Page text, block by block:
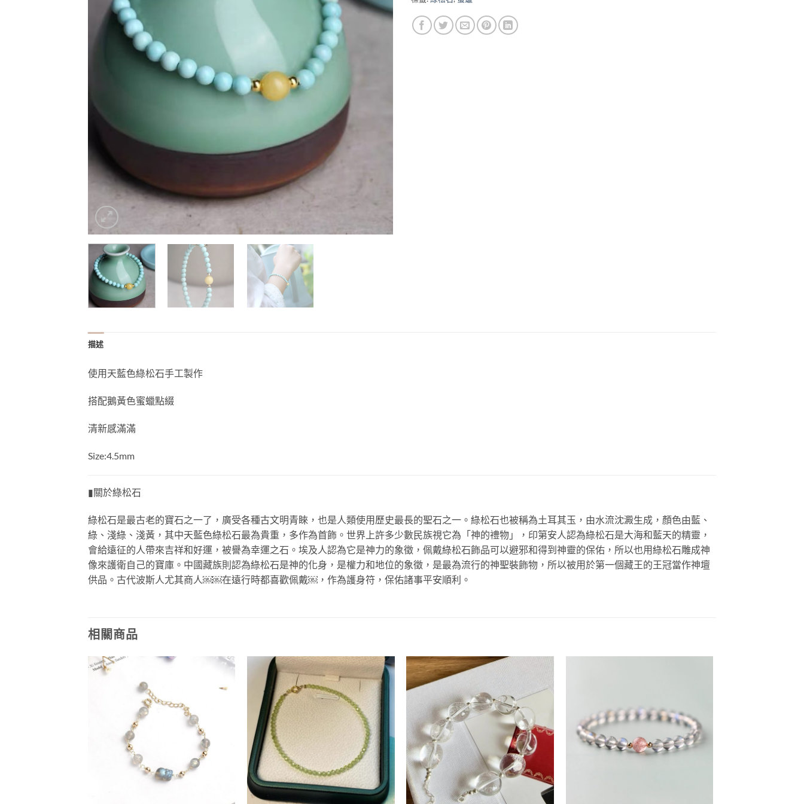
描述
使用天藍色綠松石手工製作
搭配鵝黃色蜜蠟點綴
清新感滿滿
Size:4.5mm
▮關於綠松石
綠松石是最古老的寶石之一了，廣受各種古文明青睞，也是人類使用歷史最長的聖石之一。綠松石也被稱為土耳其玉，由水流沈澱生成，顏色由藍、
綠、淺綠、淺黃，其中天藍色綠松石最為貴重，多作為首飾 。世界上許多少數民族視它為「神的禮物」，印第安人認為綠松石是大海和藍天的精靈，
會給遠征的人帶來吉祥和好運，被譽為幸運之石。埃及人認為它是神力的象徵，佩戴綠松石飾品可以避邪和得到神靈的保佑，所以也用綠松石雕成神
像來護衛自己的寶庫。中國藏族則認為綠松石是神的化身，是權力和地位的象徵，是最為流行的神聖裝飾物，所以被用於第一個藏王的王冠當作神壇
供品。 古代波斯人尤其商人￼￼在遠行時都喜歡佩戴￼，作為護身符，保佑諸事平安順利。
相關商品